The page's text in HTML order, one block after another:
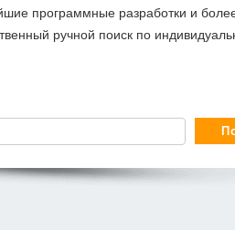
программные разработки и
ручной поиск по